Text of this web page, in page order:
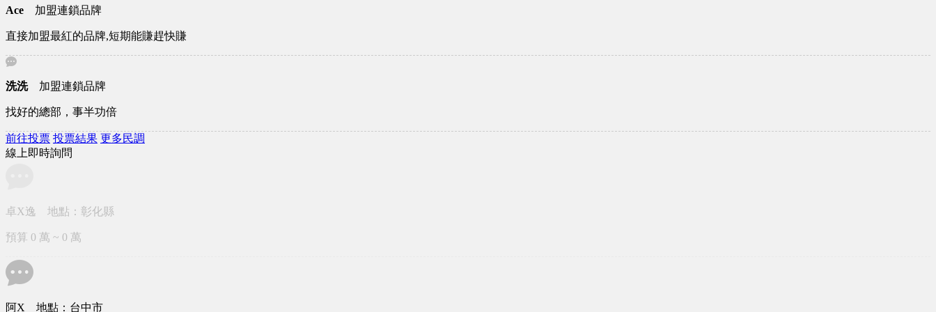
Ace 加盟連鎖品牌
直接加盟最紅的品牌,短期能賺趕快賺
洗洗加盟連鎖品牌
找好的總部，事半功倍
前往投票 投票結果 更多民調
線上即時詢問
卓X逸 地點：彰化縣
預算 0 萬 ~ 0 萬
阿X 地點：台中市